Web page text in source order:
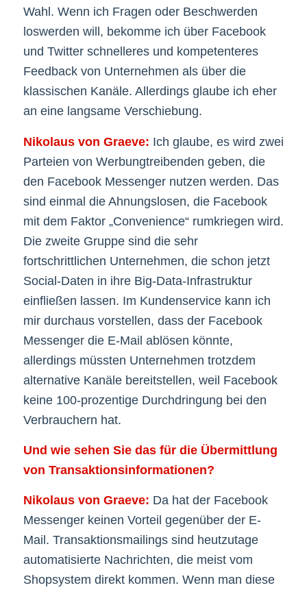
Wahl. Wenn ich Fragen oder Beschwerden
loswerden will, bekomme ich über Facebook
und Twitter schnelleres und kompetenteres
Feedback von Unternehmen als über die
klassischen Kanäle. Allerdings glaube ich eher
an eine langsame Verschiebung.
Nikolaus von Graeve: Ich glaube, es wird zwei
Parteien von Werbungtreibenden geben, die
den Facebook Messenger nutzen werden. Das
sind einmal die Ahnungslosen, die Facebook
mit dem Faktor „Convenience“ rumkriegen wird.
Die zweite Gruppe sind die sehr
fortschrittlichen Unternehmen, die schon jetzt
Social-Daten in ihre Big-Data-Infrastruktur
einfließen lassen. Im Kundenservice kann ich
mir durchaus vorstellen, dass der Facebook
Messenger die E-Mail ablösen könnte,
allerdings müssten Unternehmen trotzdem
alternative Kanäle bereitstellen, weil Facebook
keine 100-prozentige Durchdringung bei den
Verbrauchern hat.
Und wie sehen Sie das für die Übermittlung
von Transaktionsinformationen?
Nikolaus von Graeve: Da hat der Facebook
Messenger keinen Vorteil gegenüber der E-
Mail. Transaktionsmailings sind heutzutage
automatisierte Nachrichten, die meist vom
Shopsystem direkt kommen. Wenn man diese